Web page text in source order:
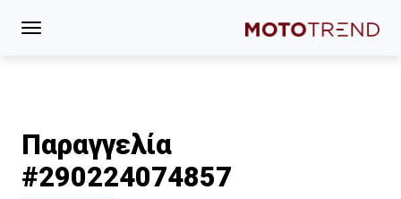
Παραγγελία
#290224074857